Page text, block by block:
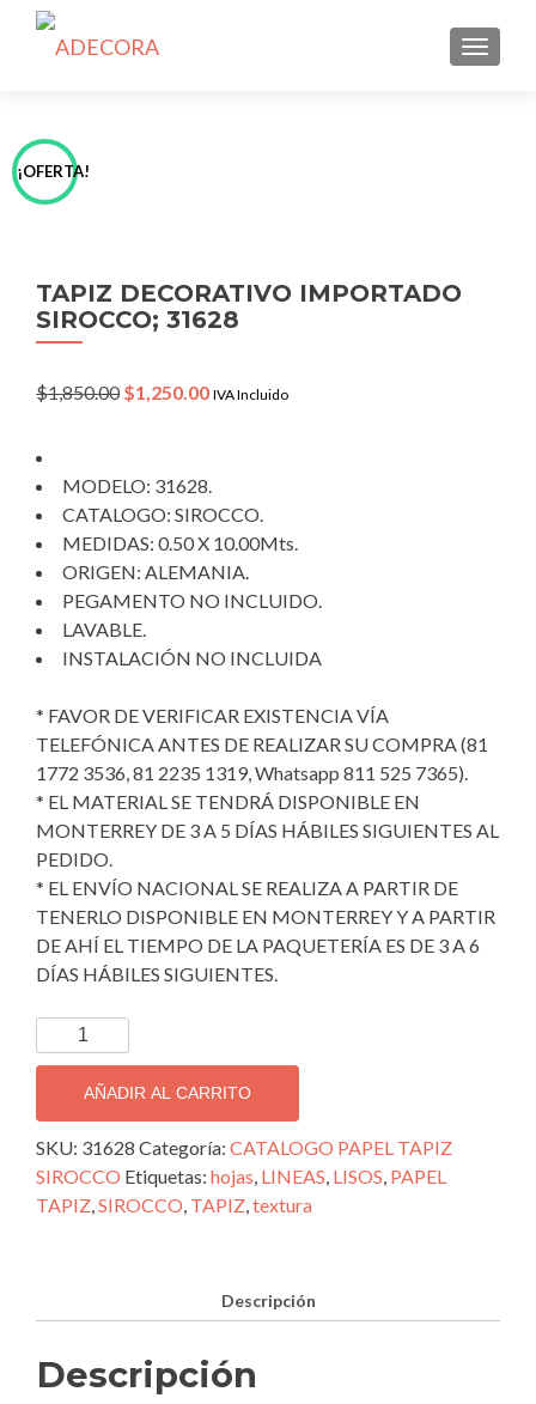
¡OFERTA!
TAPIZ DECORATIVO IMPORTADO
SIROCCO; 31628
$1,850.00 Original
$1,250.00Current
IVA Incluido
MODELO: 31628.
CATALOGO: SIROCCO.
MEDIDAS: 0.50 X 10.00Mts.
ORIGEN: ALEMANIA.
PEGAMENTO NO INCLUIDO.
LAVABLE.
INSTALACIÓN NO INCLUIDA
* FAVOR DE VERIFICAR EXISTENCIA VÍA
TELEFÓNICA ANTES DE REALIZAR SU COMPRA (81
1772 3536, 81 2235 1319, Whatsapp 811 525 7365).
* EL MATERIAL SE TENDRÁ DISPONIBLE EN
MONTERREY DE 3 A 5 DÍAS HÁBILES SIGUIENTES AL
PEDIDO.
* EL ENVÍO NACIONAL SE REALIZA A PARTIR DE
TENERLO DISPONIBLE EN MONTERREY Y A PARTIR
DE AHÍ EL TIEMPO DE LA PAQUETERÍA ES DE 3 A 6
DÍAS HÁBILES SIGUIENTES.
TAPIZ
DECORATIVO
IMPORTADO
SIROCCO;
31628
cantidad
AÑADIR AL CARRITO
SKU: 31628 Categoría: CATALOGO PAPEL TAPIZ
SIROCCO Etiquetas: hojas, LINEAS, LISOS, PAPEL
TAPIZ,SIROCCO, TAPIZ,textura
Descripción
Descripción